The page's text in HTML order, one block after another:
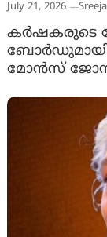
July 21, 2026
കർഷകരുടെ
ബോർഡുമായി
മോൻസ്